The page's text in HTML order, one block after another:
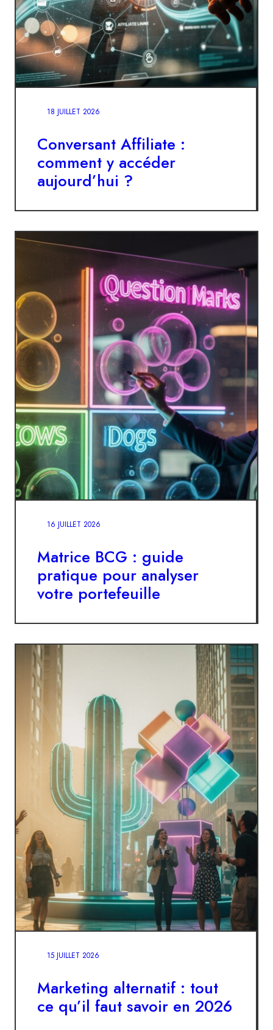
18 JUILLET 2026
Conversant Affiliate :
comment y accéder
aujourd’hui ?
16 JUILLET 2026
Matrice BCG : guide
pratique pour analyser
votre portefeuille
15 JUILLET 2026
Marketing alternatif : tout
ce qu’il faut savoir en 2026